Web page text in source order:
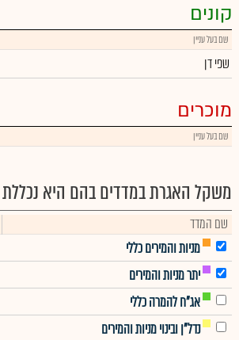
קונים
שם בעל עניין
שפי דן
מוכרים
שם בעל עניין
משקל האגרת במדדים בהם היא נכללת
שם המדד
מניות והמירים כללי
יתר מניות והמירים
אג"ח להמרה כללי
נדל"ן ובינוי מניות והמירים